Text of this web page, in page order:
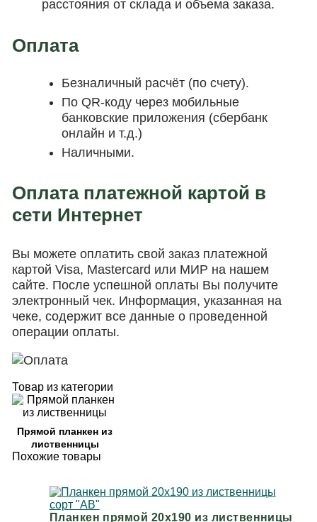
расстояния от склада и объема заказа.
Оплата
Безналичный расчёт (по счету).
По QR-коду через мобильные
банковские приложения (сбербанк
онлайн и т.д.)
Наличными.
Оплата платежной картой в
сети Интернет
Вы можете оплатить свой заказ платежной
картой Visa, Mastercard или МИР на нашем
сайте. После успешной оплаты Вы получите
электронный чек. Информация, указанная на
чеке, содержит все данные о проведенной
операции оплаты.
Товар из категории
Прямой планкен из
лиственницы
Похожие товары
Планкен прямой 20х190 из лиственницы